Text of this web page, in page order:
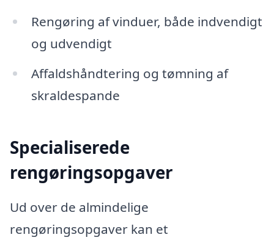
Rengøring af vinduer, både indvendigt
og udvendigt
Affaldshåndtering og tømning af
skraldespande
Specialiserede
rengøringsopgaver
Ud over de almindelige
rengøringsopgaver kan et